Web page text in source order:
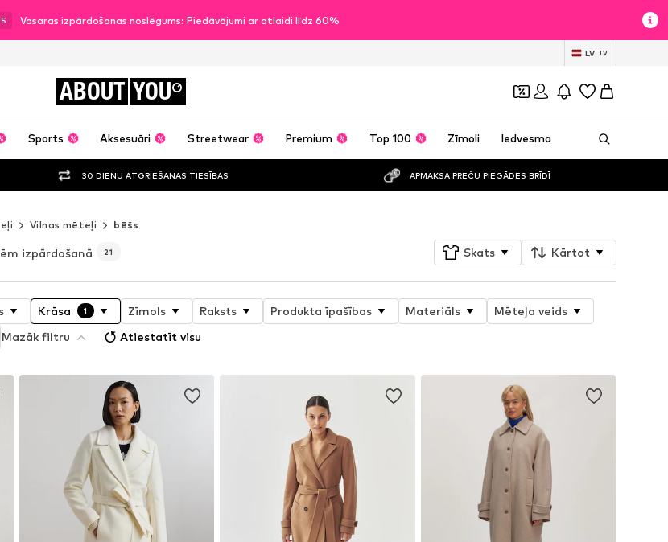
S Vasaras izpārdošanas noslēgums: Piedāvājumi ar atlaidi līdz 60%
LV LV
ABOUT YOU
Sports Aksesuāri Streetwear Premium Top 100 Zīmoli Iedvesma
30 DIENU ATGRIEŠANAS TIESĪBAS APMAKSA PREČU PIEGĀDES BRĪDĪ
Vilnas mēteļi bēšs
izpārdošanā 21 Skats Kārtot
Krāsa 1 Zīmols Raksts Produkta īpašības Materiāls
Mēteļa veids
Mazāk filtru Atiestatīt visu